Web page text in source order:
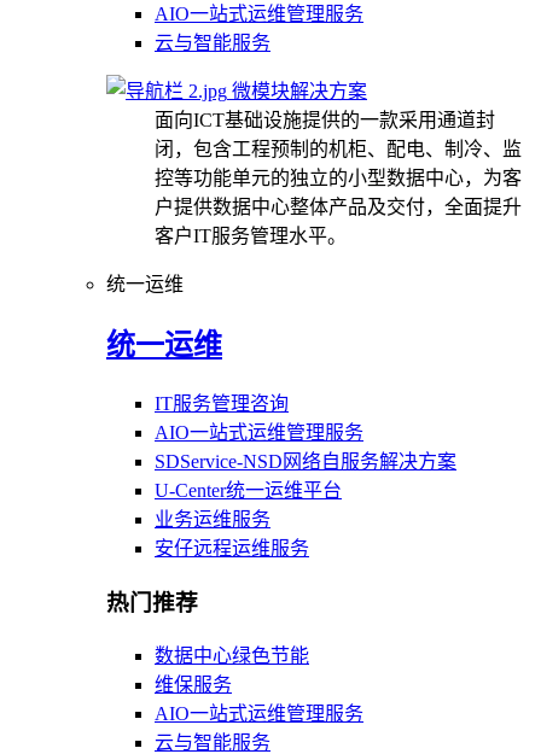
AIO一站式运维管理服务
云与智能服务
微模块解决方案
面向ICT基础设施提供的一款采用通道封
闭，包含工程预制的机柜、配电、制冷、监
控等功能单元的独立的小型数据中心，为客
户提供数据中心整体产品及交付，全面提升
客户IT服务管理水平。
统一运维
统一运维
IT服务管理咨询
AIO一站式运维管理服务
SDService-NSD网络自服务解决方案
U-Center统一运维平台
业务运维服务
安仔远程运维服务
热门推荐
数据中心绿色节能
维保服务
AIO一站式运维管理服务
云与智能服务